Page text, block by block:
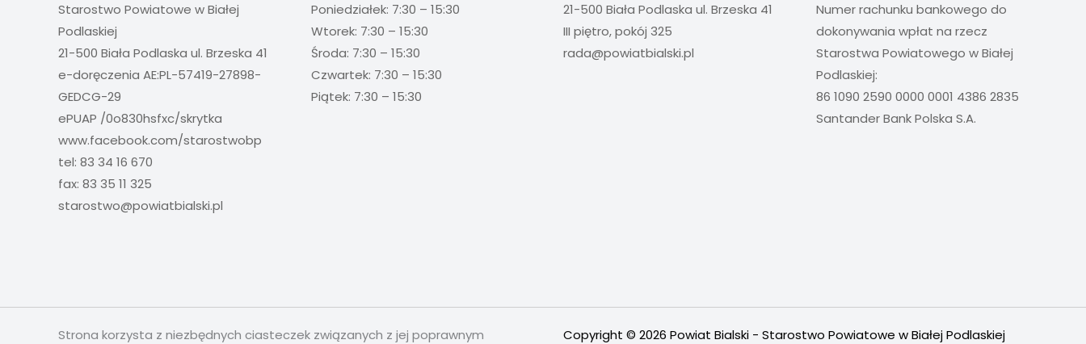
Starostwo Powiatowe w Białej
Podlaskiej
21-500 Biała Podlaska ul. Brzeska 41
e-doręczenia AE:PL-57419-27898-
GEDCG-29
ePUAP /0o830hsfxc/skrytka
www.facebook.com/starostwobp
tel: 83 34 16 670
fax: 83 35 11 325
starostwo@powiatbialski.pl
Poniedziałek: 7:30 – 15:30
Wtorek: 7:30 – 15:30
Środa: 7:30 – 15:30
Czwartek: 7:30 – 15:30
Piątek: 7:30 – 15:30
21-500 Biała Podlaska ul. Brzeska 41
III piętro, pokój 325
rada@powiatbialski.pl
Numer rachunku bankowego do
dokonywania wpłat na rzecz
Starostwa Powiatowego w Białej
Podlaskiej:
86 1090 2590 0000 0001 4386 2835
Santander Bank Polska S.A.
Strona korzysta z niezbędnych ciasteczek związanych z jej poprawnym Copyright © 2026 Powiat Bialski - Starostwo Powiatowe w Białej Podlaskiej